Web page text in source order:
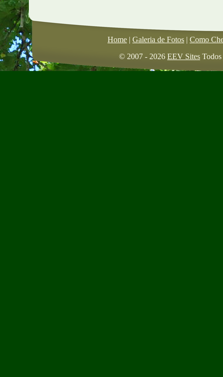
Home | Galeria de Fotos | Como
© 2007 - 2026 EEV Sites